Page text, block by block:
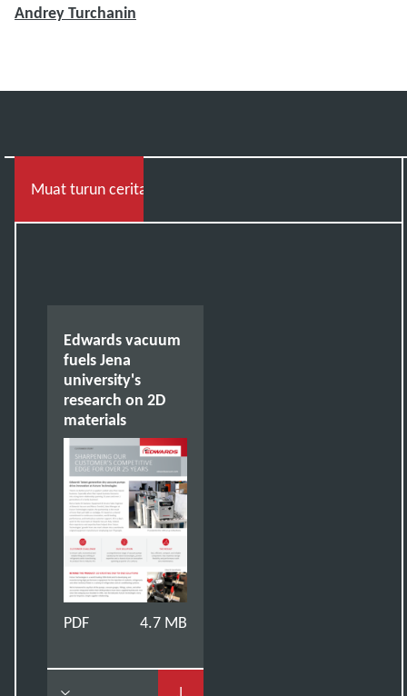
Andrey Turchanin
Muat turun cerita penuh
Edwards vacuum
fuels Jena
university's
research on 2D
materials
PDF 4.7 MB